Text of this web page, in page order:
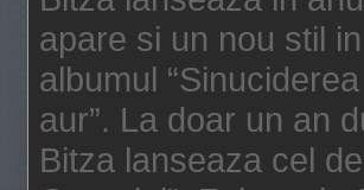
apare si un nou stil
albumul
aur”. La doar un an
Bitza lanseaza cel